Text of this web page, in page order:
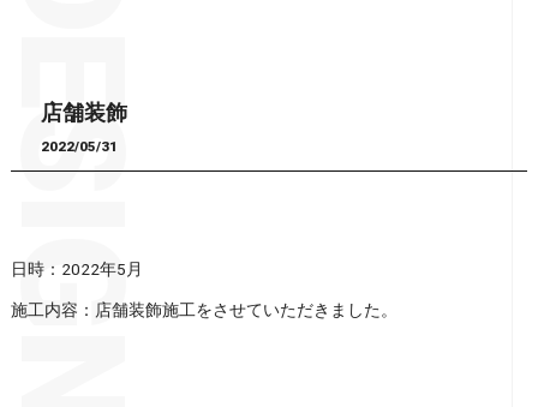
店舗装飾
2022/05/31
日時：2022年5月
施工内容：店舗装飾施工をさせていただきました。